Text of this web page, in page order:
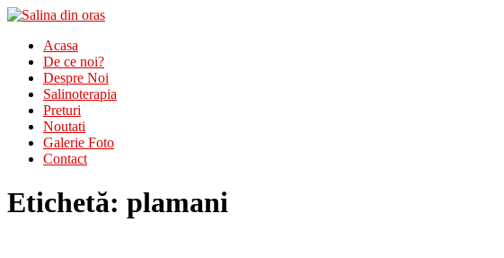
Acasa
De ce noi?
Despre Noi
Salinoterapia
Preturi
Noutati
Galerie Foto
Contact
Etichetă: plamani